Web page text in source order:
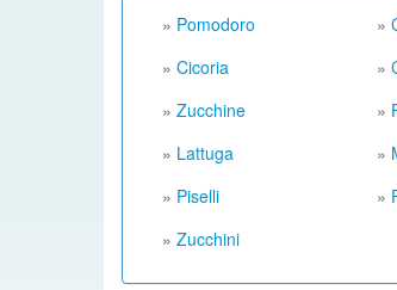
» Pomodoro »
» Cicoria »
» Zucchine »
» Lattuga »
» Piselli »
» Zucchini